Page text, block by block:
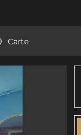
Carte